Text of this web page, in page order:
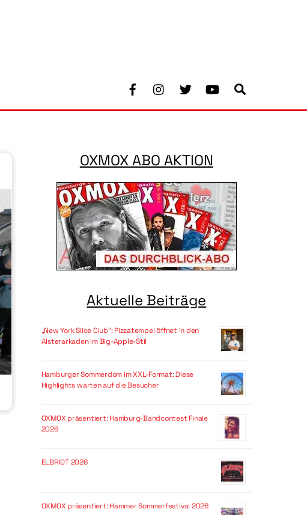
Facebook Youtube
OXMOX ABO AKTION
Aktuelle Beiträge
„New York Slice Club“: Pizzatempel öffnet in den
Alsterarkaden im Big-Apple-Stil
Hamburger Sommerdom im XXL-Format: Diese
Highlights warten auf die Besucher
OXMOX präsentiert: Hamburg-Bandcontest Finale
2026
ELBRIOT 2026
OXMOX präsentiert: Hammer Sommerfestival 2026